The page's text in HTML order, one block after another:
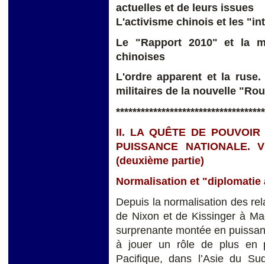
actuelles et de leurs issues
L'activisme chinois et les
Le "Rapport 2010" et la
chinoises
L'ordre apparent et la
militaires de la nouvelle
II. LA QUÊTE DE
PUISSANCE NATIONALE.
(deuxième partie)
Normalisation et "diplomatie
Depuis la normalisation des
de Nixon et de Kissinger à
surprenante montée en
à jouer un rôle de plus en
Pacifique, dans l’Asie du